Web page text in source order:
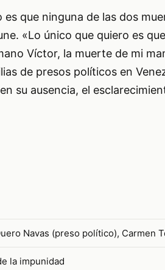
que ninguna de las dos
«Lo único que quiero es
Víctor, la muerte de mi
de presos políticos en
su ausencia, el
Navas (preso político), Carmen
la impunidad